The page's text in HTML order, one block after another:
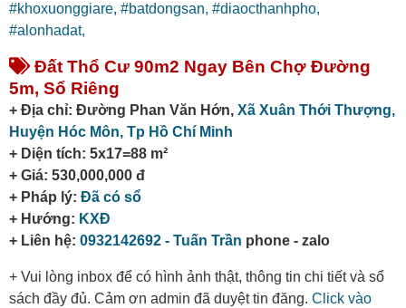
#khoxuonggiare, #batdongsan, #diaocthanhpho,
#alonhadat,
Đất Thổ Cư 90m2 Ngay Bên Chợ Đường
5m, Sổ Riêng
+ Địa chỉ: Đường Phan Văn Hớn, Xã Xuân Thới Thượng,
Huyện Hóc Môn, Tp Hồ Chí Minh
+ Diện tích: 5x17=88 m²
+ Giá: 530,000,000 đ
+ Pháp lý: Đã có sổ
+ Hướng: KXĐ
+ Liên hệ: 0932142692 - Tuấn Trần phone - zalo
+ Vui lòng inbox để có hình ảnh thật, thông tin chi tiết và sổ
sách đầy đủ. Cảm ơn admin đã duyệt tin đăng. Click vào